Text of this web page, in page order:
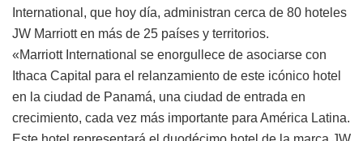
International, que hoy día, administran cerca de 80 hoteles
JW Marriott en más de 25 países y territorios.
«Marriott International se enorgullece de asociarse con
Ithaca Capital para el relanzamiento de este icónico hotel
en la ciudad de Panamá, una ciudad de entrada en
crecimiento, cada vez más importante para América Latina.